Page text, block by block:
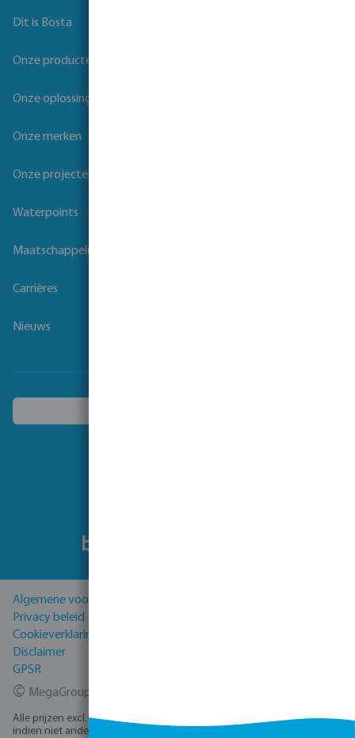
Dit is Bosta
Onze producten
Onze oplossingen
Onze merken
Onze projecten
Waterpoints
Maatschappelijk verantwoord ondernemen
Carrières
Nieuws
Algemene voorwaarden
Privacy beleid
Cookieverklaring
Disclaimer
GPSR
© MegaGroup Trade 2026
Alle prijzen excl. BTW plus
en eventuele bezorgkosten,
indien niet anders vermeld.